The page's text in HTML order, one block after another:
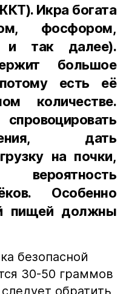
Икра богата
фосфором,
и так далее).
большое
есть её
количестве.
дать
на почки,
Особенно
пищей должны
безопасной
30-50 граммов
обратить